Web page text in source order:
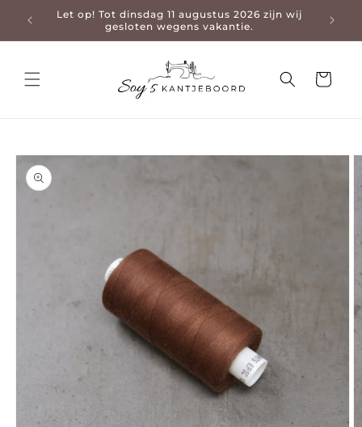
naar de content
Let op! Tot dinsdag 11 augustus 2026 zijn wij
gesloten wegens vakantie.
3-4
productinformatie